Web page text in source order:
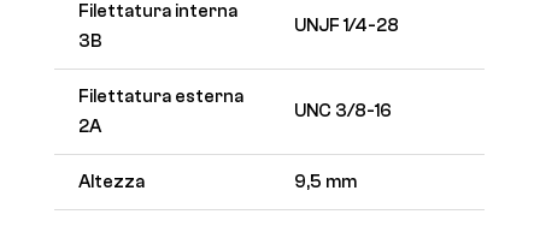
Filettatura interna
3B
UNJF 1/4-28
Filettatura esterna
2A
UNC 3/8-16
Altezza 9,5 mm